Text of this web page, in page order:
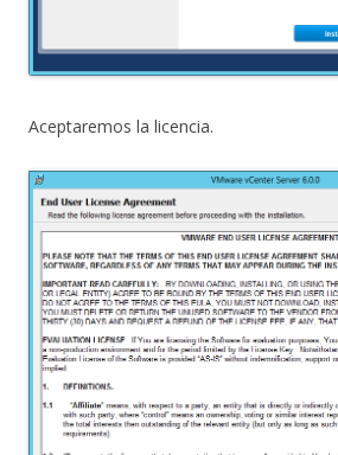
Aceptaremos la licencia.